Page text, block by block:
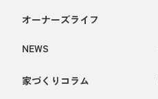
オーナーズライフ
NEWS
家づくりコラム